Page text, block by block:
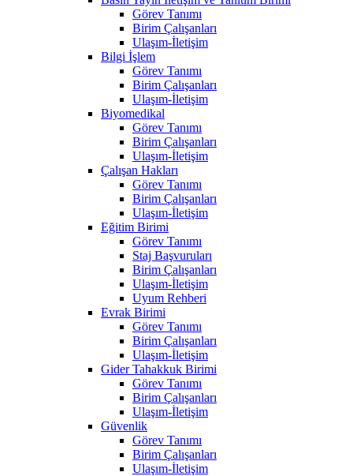
Görev Tanımı
Birim Çalışanları
Ulaşım-İletişim
Bilgi İşlem
Görev Tanımı
Birim Çalışanları
Ulaşım-İletişim
Biyomedikal
Görev Tanımı
Birim Çalışanları
Ulaşım-İletişim
Çalışan Hakları
Görev Tanımı
Birim Çalışanları
Ulaşım-İletişim
Eğitim Birimi
Görev Tanımı
Staj Başvuruları
Birim Çalışanları
Ulaşım-İletişim
Uyum Rehberi
Evrak Birimi
Görev Tanımı
Birim Çalışanları
Ulaşım-İletişim
Gider Tahakkuk Birimi
Görev Tanımı
Birim Çalışanları
Ulaşım-İletişim
Güvenlik
Görev Tanımı
Birim Çalışanları
Ulaşım-İletişim